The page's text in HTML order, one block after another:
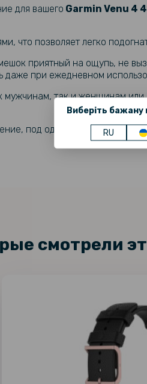
Виберіть бажану
RU
для вашего Garmin Venu 4
что позволяет легко
приятный на ощупь, не
даже при ежедневном
так и женщинам
под одежду или на особое
смотрели